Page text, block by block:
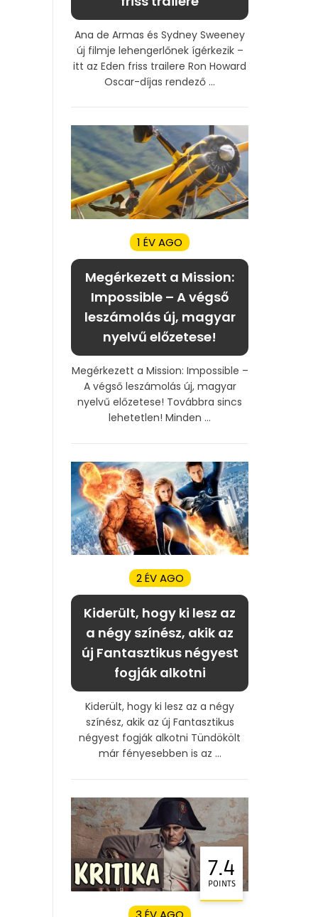
Ana de Armas és Sydney Sweeney
új filmje lehengerlőnek ígérkezik –
itt az Eden friss trailere Ron Howard
Oscar-díjas rendező ...
1 ÉV AGO
Megérkezett a Mission:
Impossible – A végső
leszámolás új, magyar
nyelvű előzetese!
Megérkezett a Mission: Impossible –
A végső leszámolás új, magyar
nyelvű előzetese! Továbbra sincs
lehetetlen! Minden ...
2 ÉV AGO
Kiderült, hogy ki lesz az
a négy színész, akik az
új Fantasztikus négyest
fogják alkotni
Kiderült, hogy ki lesz az a négy
színész, akik az új Fantasztikus
négyest fogják alkotni Tündökölt
már fényesebben is az ...
7.4
POINTS